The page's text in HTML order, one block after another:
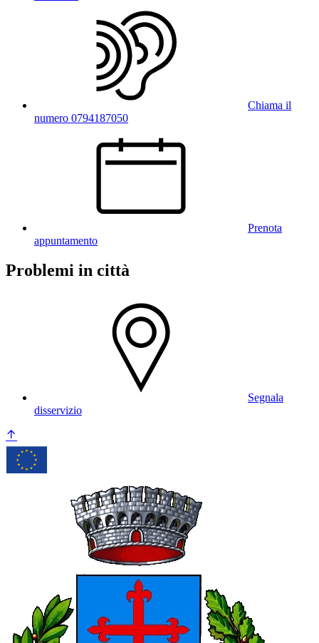
Chiama il
numero 0794187050
Prenota
appuntamento
Problemi in città
Segnala
disservizio